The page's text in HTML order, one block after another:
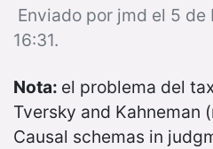
Enviado por jmd el 5
16:31.
Nota: el problema del
Tversky and Kahneman
Causal schemas in